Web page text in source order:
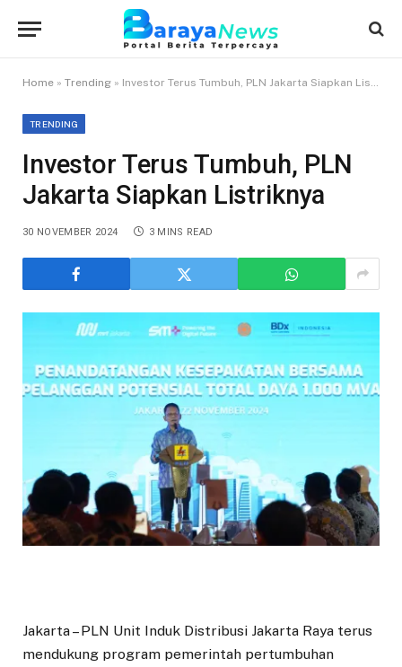
Home » Trending » Investor Terus Tumbuh, PLN Jakarta Siapkan Listriknya
TRENDING
Investor Terus Tumbuh, PLN
Jakarta Siapkan Listriknya
30 NOVEMBER 2024 3 MINS READ
Jakarta – PLN Unit Induk Distribusi Jakarta Raya terus
mendukung program pemerintah pertumbuhan